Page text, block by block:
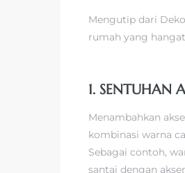
Mengutip dari
rumah yang
1. SENTUHAN
Menambahkan
kombinasi warna
Sebagai contoh,
santai dengan